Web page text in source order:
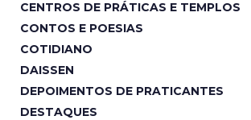
CENTROS DE PRÁTICAS E TEMPLOS
CONTOS E POESIAS
COTIDIANO
DAISSEN
DEPOIMENTOS DE PRATICANTES
DESTAQUES